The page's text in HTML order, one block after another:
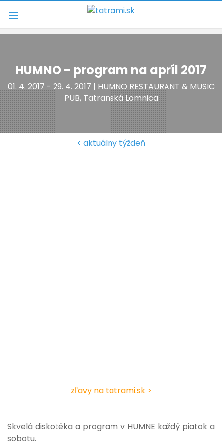
Navigácia
HUMNO - program na apríl 2017
01. 4. 2017 - 29. 4. 2017 | HUMNO RESTAURANT & MUSIC
PUB, Tatranská Lomnica
< aktuálny týždeň
zľavy na tatrami.sk >
Skvelá diskotéka a program v HUMNE každý piatok a
sobotu.